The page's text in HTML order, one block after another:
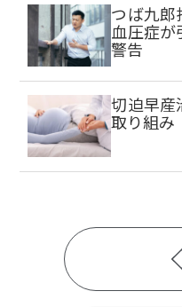
つば九郎
血圧症
警告
切迫早産
取り組